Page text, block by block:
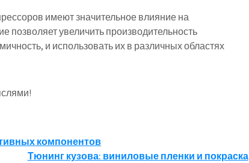
имеют значительное влияние на
увеличить производительность
и использовать их в различных областях
компонентов
Тюнинг кузова: виниловые пленки и покраска